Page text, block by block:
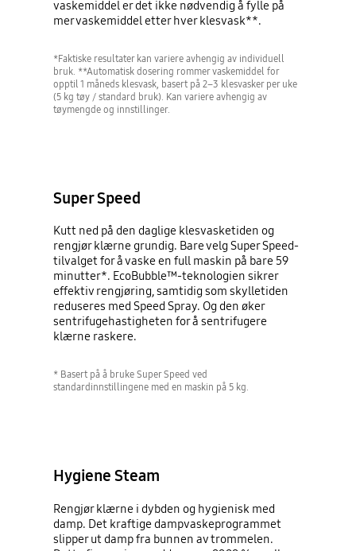
vaskemiddel er det ikke nødvendig å fylle på
mer vaskemiddel etter hver klesvask**.
*Faktiske resultater kan variere avhengig av individuell
bruk. **Automatisk dosering rommer vaskemiddel for
opptil 1 måneds klesvask, basert på 2–3 klesvasker per uke
(5 kg tøy / standard bruk). Kan variere avhengig av
tøymengde og innstillinger.
Super Speed
Kutt ned på den daglige klesvasketiden og
rengjør klærne grundig. Bare velg Super Speed-
tilvalget for å vaske en full maskin på bare 59
minutter*. EcoBubble™-teknologien sikrer
effektiv rengjøring, samtidig som skylletiden
reduseres med Speed Spray. Og den øker
sentrifugehastigheten for å sentrifugere
klærne raskere.
* Basert på å bruke Super Speed ved
standardinnstillingene med en maskin på 5 kg.
Hygiene Steam
Rengjør klærne i dybden og hygienisk med
damp. Det kraftige dampvaskeprogrammet
slipper ut damp fra bunnen av trommelen.